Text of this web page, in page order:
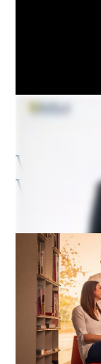
WARUM
WIR